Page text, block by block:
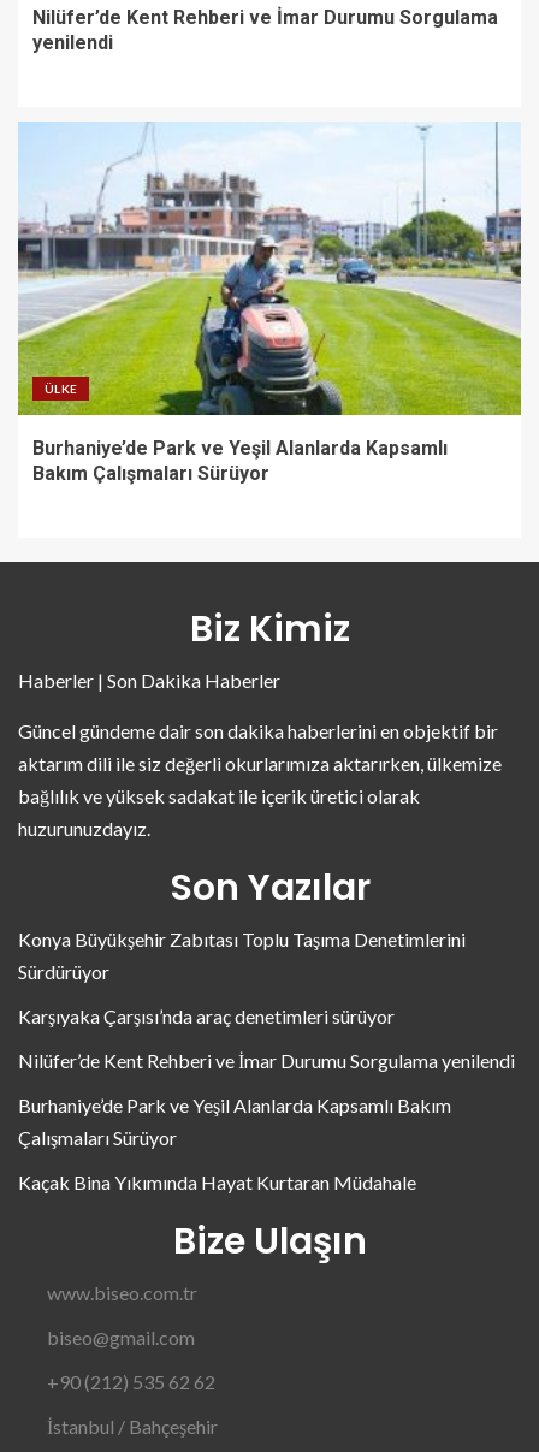
Nilüfer’de Kent Rehberi ve İmar Durumu Sorgulama
yenilendi
ÜLKE
Burhaniye’de Park ve Yeşil Alanlarda Kapsamlı
Bakım Çalışmaları Sürüyor
Biz Kimiz
Haberler | Son Dakika Haberler
Güncel gündeme dair son dakika haberlerini en objektif bir
aktarım dili ile siz değerli okurlarımıza aktarırken, ülkemize
bağlılık ve yüksek sadakat ile içerik üretici olarak
huzurunuzdayız.
Son Yazılar
Konya Büyükşehir Zabıtası Toplu Taşıma Denetimlerini
Sürdürüyor
Karşıyaka Çarşısı’nda araç denetimleri sürüyor
Nilüfer’de Kent Rehberi ve İmar Durumu Sorgulama yenilendi
Burhaniye’de Park ve Yeşil Alanlarda Kapsamlı Bakım
Çalışmaları Sürüyor
Kaçak Bina Yıkımında Hayat Kurtaran Müdahale
Bize Ulaşın
www.biseo.com.tr
biseo@gmail.com
+90 (212) 535 62 62
İstanbul / Bahçeşehir